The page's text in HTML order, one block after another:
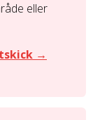
eller
→